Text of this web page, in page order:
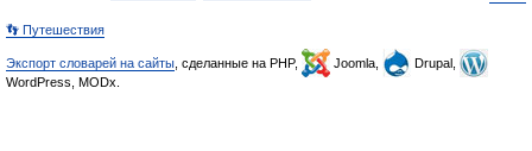
👣 Путешествия
Экспорт словарей на сайты , сделанные на PHP, Joomla,
Drupal,
WordPress, MODx.